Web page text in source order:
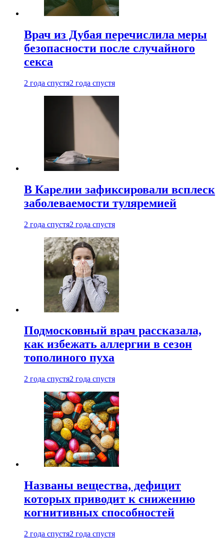
Врач из Дубая перечислила меры
безопасности после случайного
секса
2 года спустя2 года спустя
В Карелии зафиксировали всплеск
заболеваемости туляремией
2 года спустя2 года спустя
Подмосковный врач рассказала,
как избежать аллергии в сезон
тополиного пуха
2 года спустя2 года спустя
Названы вещества, дефицит
которых приводит к снижению
когнитивных способностей
2 года спустя2 года спустя